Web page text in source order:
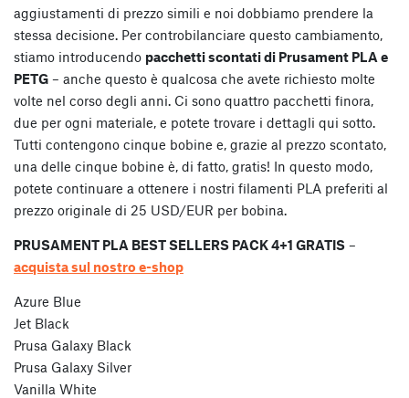
aggiustamenti di prezzo simili e noi dobbiamo prendere la
stessa decisione. Per controbilanciare questo cambiamento,
stiamo introducendo pacchetti scontati di Prusament PLA e
PETG – anche questo è qualcosa che avete richiesto molte
volte nel corso degli anni. Ci sono quattro pacchetti finora,
due per ogni materiale, e potete trovare i dettagli qui sotto.
Tutti contengono cinque bobine e, grazie al prezzo scontato,
una delle cinque bobine è, di fatto, gratis! In questo modo,
potete continuare a ottenere i nostri filamenti PLA preferiti al
prezzo originale di 25 USD/EUR per bobina.
PRUSAMENT PLA BEST SELLERS PACK 4+1 GRATIS –
acquista sul nostro e-shop
Azure Blue
Jet Black
Prusa Galaxy Black
Prusa Galaxy Silver
Vanilla White